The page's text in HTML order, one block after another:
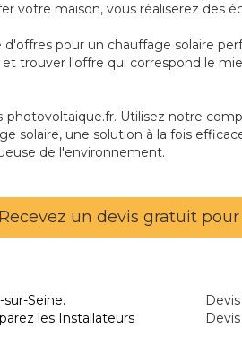
votre maison, vous réaliserez des
pour un chauffage solaire
trouver l'offre qui correspond le
photovoltaique.fr. Utilisez notre
solaire, une solution à la fois
de l'environnement.
Recevez un devis gratuit
Seine.
les Installateurs